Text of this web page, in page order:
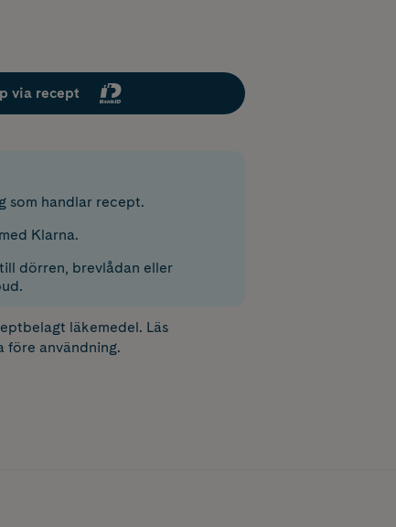
via recept
som handlar recept.
Klarna.
dörren, brevlådan eller
läkemedel. Läs
före användning.